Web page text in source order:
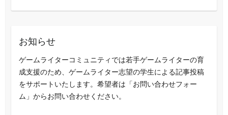
お知らせ
ゲームライターコミュニティでは若手ゲームライターの育
成支援のため、ゲームライター志望の学生による記事投稿
をサポートいたします。希望者は「お問い合わせフォー
ム」からお問い合わせください。